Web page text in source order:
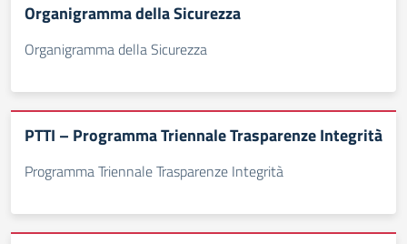
Organigramma della Sicurezza
Organigramma della Sicurezza
PTTI – Programma Triennale Trasparenze Integrità
Programma Triennale Trasparenze Integrità